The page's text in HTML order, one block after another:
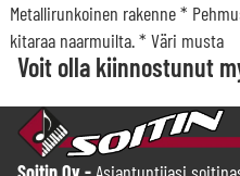
Metallirunkoinen rakenne *
kitaraa naarmuilta. * Väri musta
Voit olla kiinnostunut